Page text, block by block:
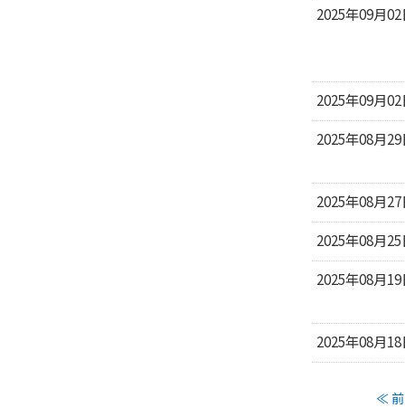
2025年09月
2025年09月
2025年08月
2025年08月
2025年08月
2025年08月
2025年08月
≪ 前